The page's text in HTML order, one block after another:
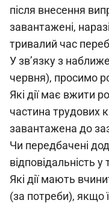
після внесення
завантажені,
тривалий час
У зв’язку з
червня), просимо
Які дії має вжити
частина трудових
завантажена до
Чи передбачені
відповідальність у
Які дії мають
(за потреби), якщо